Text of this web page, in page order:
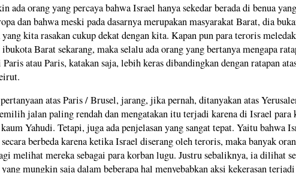
ada orang yang percaya bahwa Israel hanya sekedar berada di benua
dan bahwa meski pada dasarnya merupakan masyarakat Barat, dia
yang kita rasakan cukup dekat dengan kita. Kapan pun para teroris
ibukota Barat sekarang, maka selalu ada orang yang bertanya mengapa
atau Paris, katakan saja, lebih keras dibandingkan dengan ratapan
atas Paris / Brusel, jarang, jika pernah, ditanyakan atas
jalan paling rendah dan mengatakan itu terjadi karena di Israel para
Yahudi. Tetapi, juga ada penjelasan yang sangat tepat. Yaitu bahwa
berbeda karena ketika Israel diserang oleh teroris, maka banyak
melihat mereka sebagai para korban lugu. Justru sebaliknya, ia dilihat
mungkin saja dalam beberapa hal menyebabkan aksi kekerasan